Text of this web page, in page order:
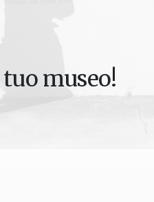
museo!